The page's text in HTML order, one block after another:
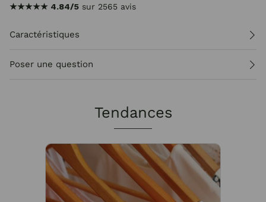
★★★★★ 4.84/5 sur 2565 avis
Caractéristiques
Poser une question
Tendances